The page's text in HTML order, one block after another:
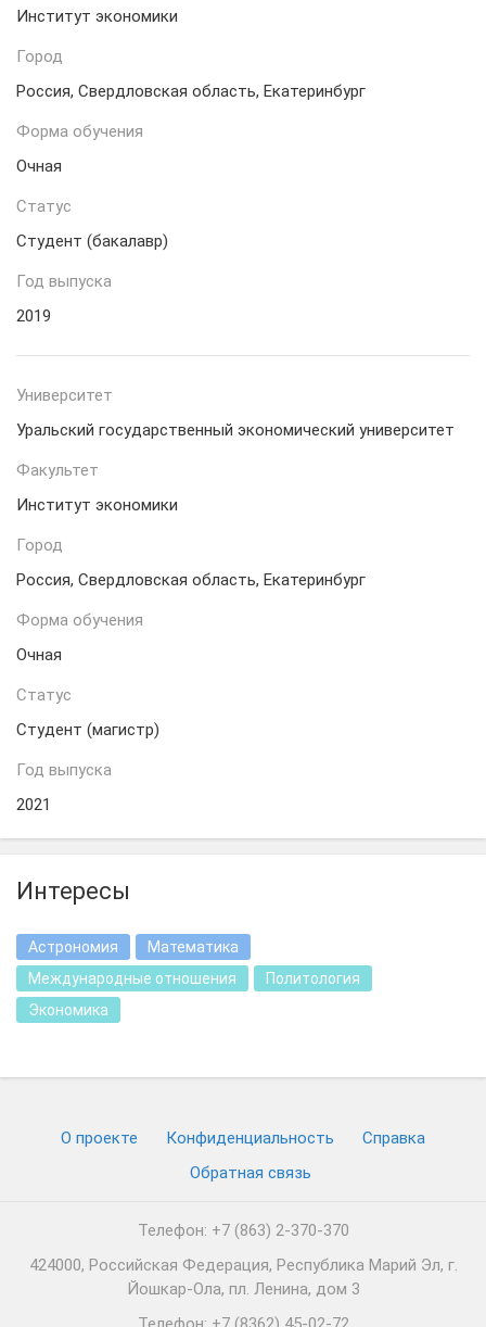
Институт экономики
Город
Россия, Свердловская область, Екатеринбург
Форма обучения
Очная
Статус
Студент (бакалавр)
Год выпуска
2019
Университет
Уральский государственный экономический университет
Факультет
Институт экономики
Город
Россия, Свердловская область, Екатеринбург
Форма обучения
Очная
Статус
Студент (магистр)
Год выпуска
2021
Интересы
Астрономия
Математика
Международные отношения
Политология
Экономика
О проекте Конфиденциальность
Cправка
Обратная связь
Телефон: +7 (863) 2-370-370
424000, Российская Федерация, Республика Марий Эл, г.
Йошкар-Ола, пл. Ленина, дом 3